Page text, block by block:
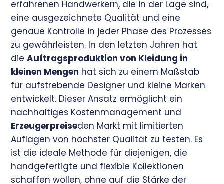
erfahrenen Handwerkern, die in der Lage sind,
eine ausgezeichnete Qualität und eine
genaue Kontrolle in jeder Phase des Prozesses
zu gewährleisten. In den letzten Jahren hat
dieAuftragsproduktion von Kleidung in
kleinen Mengen hat sich zu einem Maßstab
für aufstrebende Designer und kleine Marken
entwickelt. Dieser Ansatz ermöglicht ein
nachhaltiges Kostenmanagement und
Erzeugerpreiseden Markt mit limitierten
Auflagen von höchster Qualität zu testen. Es
ist die ideale Methode für diejenigen, die
handgefertigte und flexible Kollektionen
schaffen wollen, ohne auf die Stärke der